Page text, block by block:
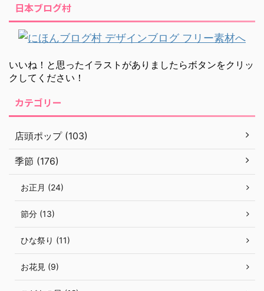
日本ブログ村
いいね！と思ったイラストがありましたらボタンをクリッ
クしてください！
カテゴリー
店頭ポップ (103)
季節 (176)
お正月 (24)
節分 (13)
ひな祭り (11)
お花見 (9)